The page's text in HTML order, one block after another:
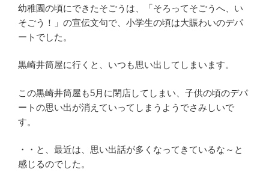
幼稚園の頃にできたそごうは、「そろってそごうへ、い
そごう！」の宣伝文句で、小学生の頃は大賑わいのデパ
ートでした。
黒崎井筒屋に行くと、いつも思い出してしまいます。
この黒崎井筒屋も5月に閉店してしまい、子供の頃のデパ
ートの思い出が消えていってしまうようでさみしいで
す。
・・と、最近は、思い出話が多くなってきているな～と
感じるのでした。